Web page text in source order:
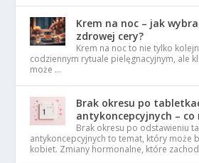
Krem na noc – jak
zdrowej cery?
Krem na noc to nie tylko
codziennym rytuale pielęgnacyjnym, ale
może …
Brak okresu po
antykoncepcyjnych – co
Brak okresu po odstawieniu
antykoncepcyjnych to temat, który może
kobiet. Zmiany hormonalne, które